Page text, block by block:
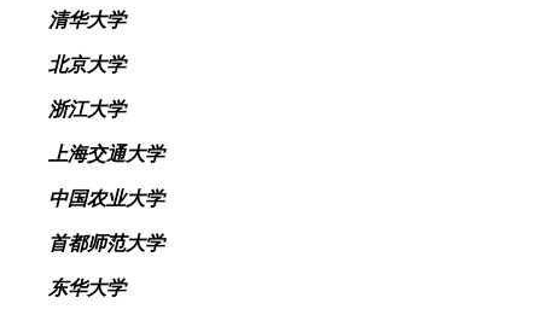
清华大学
北京大学
浙江大学
上海交通大学
中国农业大学
首都师范大学
东华大学